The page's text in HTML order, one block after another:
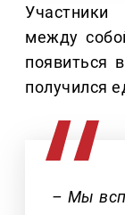
между
появиться
получился
– Мы